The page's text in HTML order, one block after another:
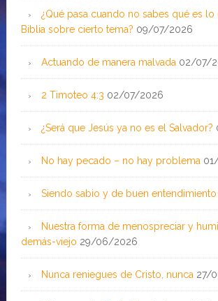
¿Qué pasa cuando no sabes qué es lo
Biblia sobre cierto tema? 09/07/2026
Actuando de manera malvada 02/07/
2 Timoteo 4:3 02/07/2026
¿Será que Jesús ya no es el Salvador?
No hay pecado – no hay problema
Siendo sabio y de buen entendimiento
Nuestra forma de menospreciar y
demás-viejo 29/06/2026
Nunca reniegues de Cristo, nunca 27/